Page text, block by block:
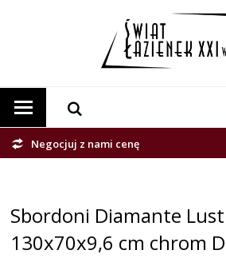
Negocjuj z nami cenę
Sbordoni Diamante
130x70x9,6 cm chrom